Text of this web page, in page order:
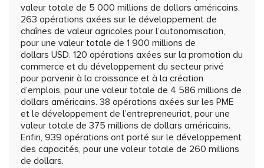
valeur totale de 5 000 millions de dollars américains.
263 opérations axées sur le développement de
chaînes de valeur agricoles pour l’autonomisation,
pour une valeur totale de 1 900 millions de
dollars USD. 120 opérations axées sur la promotion du
commerce et du développement du secteur privé
pour parvenir à la croissance et à la création
d’emplois, pour une valeur totale de 4 586 millions de
dollars américains. 38 opérations axées sur les PME
et le développement de l’entrepreneuriat, pour une
valeur totale de 375 millions de dollars américains.
Enfin, 939 opérations ont porté sur le développement
des capacités, pour une valeur totale de 260 millions
de dollars.